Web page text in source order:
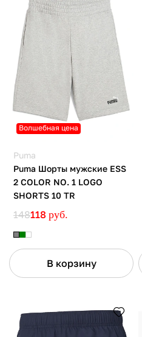
Волшебная цена
Puma
Puma Шорты мужские ESS
2 COLOR NO. 1 LOGO
SHORTS 10 TR
148118 руб.
В корзину